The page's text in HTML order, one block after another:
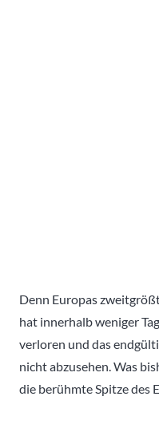
Denn Europas
hat innerhalb weniger
verloren und das
nicht abzusehen. Was
die berühmte Spitze des